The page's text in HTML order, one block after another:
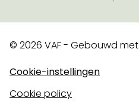
© 2026 VAF - Gebouwd met
Cookie-instellingen
Cookie policy